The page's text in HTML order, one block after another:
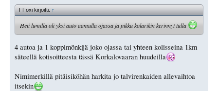
FFoxi kirjoitti:↑
Heti lumilla oli yksi auto aamulla ojassa ja pikku kolarikin kerinnyt tulla
4 autoa ja 1 koppimönkijä joko ojassa tai yhteen kolisseina 1km
säteellä kotisoitteesta tässä Korkalovaaran huudeilla
Nimimerkillä pitäisiköhän harkita jo talvirenkaiden allevaihtoa
itsekin